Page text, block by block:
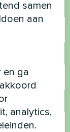
samen
aan
en ga
analytics,